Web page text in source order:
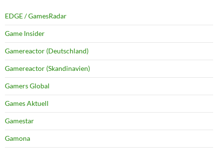
EDGE / GamesRadar
Game Insider
Gamereactor (Deutschland)
Gamereactor (Skandinavien)
Gamers Global
Games Aktuell
Gamestar
Gamona